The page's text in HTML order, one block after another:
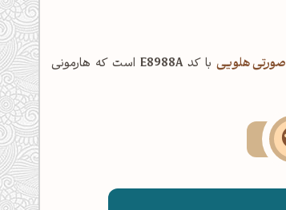
صورتی هلویی با کدE8988A است که هارمونی